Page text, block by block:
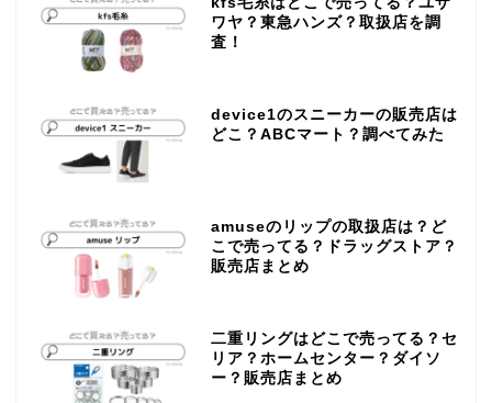
ワヤ？東急ハンズ？取扱店を調
査！
device1のスニーカーの販売店は
どこ？ABCマート？調べてみた
amuseのリップの取扱店は？ど
こで売ってる？ドラッグストア？
販売店まとめ
二重リングはどこで売ってる？セ
リア？ホームセンター？ダイソ
ー？販売店まとめ